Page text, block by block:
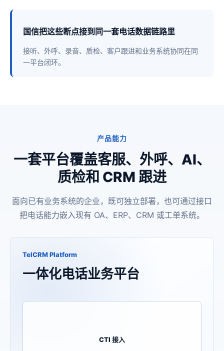
国信把这些断点接到同一套电话数据链路里
接听、外呼、录音、质检、客户跟进和业务系统协同在同
一平台闭环。
产品能力
一套平台覆盖客服、外呼、AI、
质检和 CRM 跟进
面向已有业务系统的企业，既可独立部署，也可通过接口
把电话能力嵌入现有 OA、ERP、CRM 或工单系统。
TelCRM Platform
一体化电话业务平台
CTI 接入